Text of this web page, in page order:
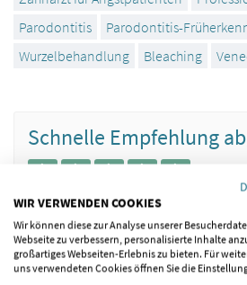
Parodontitis
Parodontitis-
Wurzelbehandlung
Bleaching
Schnelle Empfehlung
Hinweise / Richtlinien für
WIR VERWENDEN COOKIES
Wir können diese zur Analyse unserer
Webseite zu verbessern, personalisierte Inhalte
großartiges Webseiten-Erlebnis zu bieten. Für
uns verwendeten Cookies öffnen Sie die